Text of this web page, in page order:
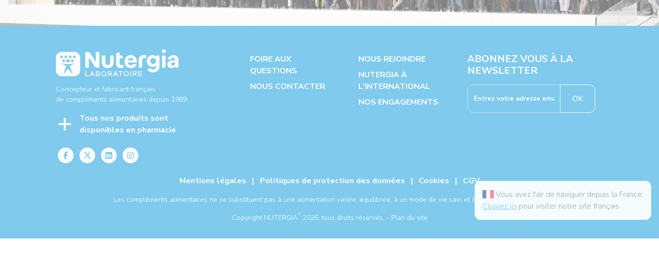
Vous avez l'air de naviguer depuis la France.
Cliquez ici pour visiter notre site français.
Concepteur et fabricant français
de compléments alimentaires depuis 1989
Tous nos produits sont
disponibles en pharmacie
FOIRE AUX
QUESTIONS
NOUS CONTACTER
NOUS REJOINDRE
NUTERGIA À
L'INTERNATIONAL
NOS ENGAGEMENTS
ABONNEZ VOUS À LA
NEWSLETTER
OK
Mentions légales | Politiques de protection des données | Cookies | CGV
Les compléments alimentaires ne se substituent pas à une alimentation variée, équilibrée, à un mode de vie sain et à un traitement médical.
Copyright NUTERGIA®2026, tous droits réservés. - Plan du site